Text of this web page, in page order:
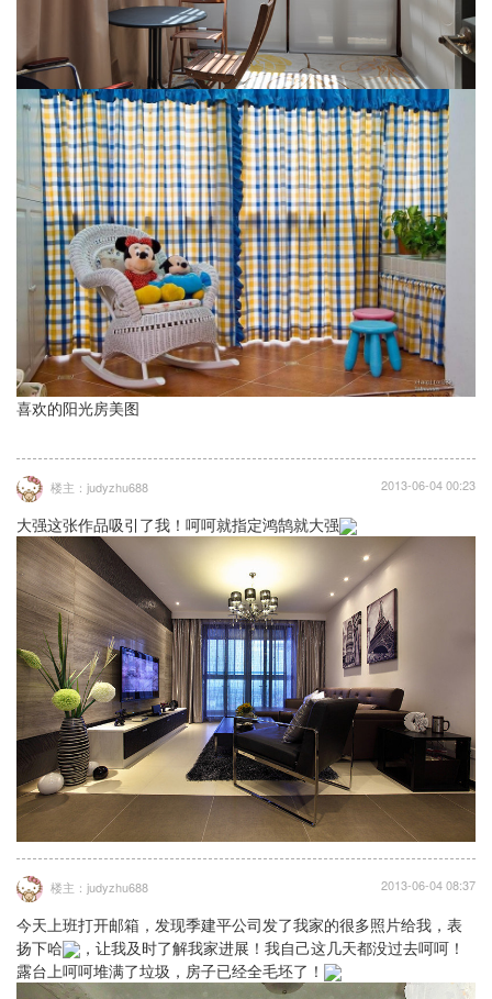
喜欢的阳光房美图
楼主：judyzhu688 2013-06-04 00:23
大强这张作品吸引了我！呵呵就指定鸿鹄就大强
楼主：judyzhu688 2013-06-04 08:37
今天上班打开邮箱，发现季建平公司发了我家的很多照片给我，表
扬下哈
，让我及时了解我家进展！我自己这几天都没过去呵呵！
露台上呵呵堆满了垃圾，房子已经全毛坯了！